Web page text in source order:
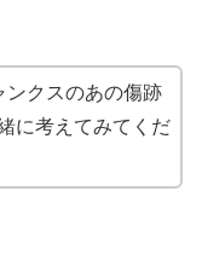
ンクスのあの傷跡
に考えてみてくだ